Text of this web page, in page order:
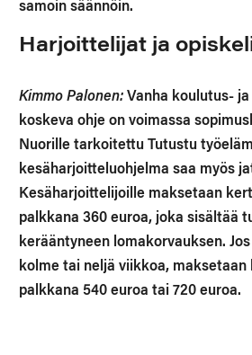
samoin säännöin.
Harjoittelijat ja
Kimmo Palonen:Vanha koulutus-
koskeva ohje on voimassa
Nuorille tarkoitettu Tutustu
kesäharjoitteluohjelma saa myös
Kesäharjoittelijoille maksetaan
palkkana 360 euroa, joka sisältää
kerääntyneen lomakorvauksen.
kolme tai neljä viikkoa,
palkkana 540 euroa tai 720 euroa.